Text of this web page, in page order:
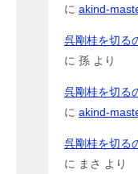
に akind-
呉剛桂を切る
に 孫 より
呉剛桂を切る
に akind-
呉剛桂を切る
に まさ より